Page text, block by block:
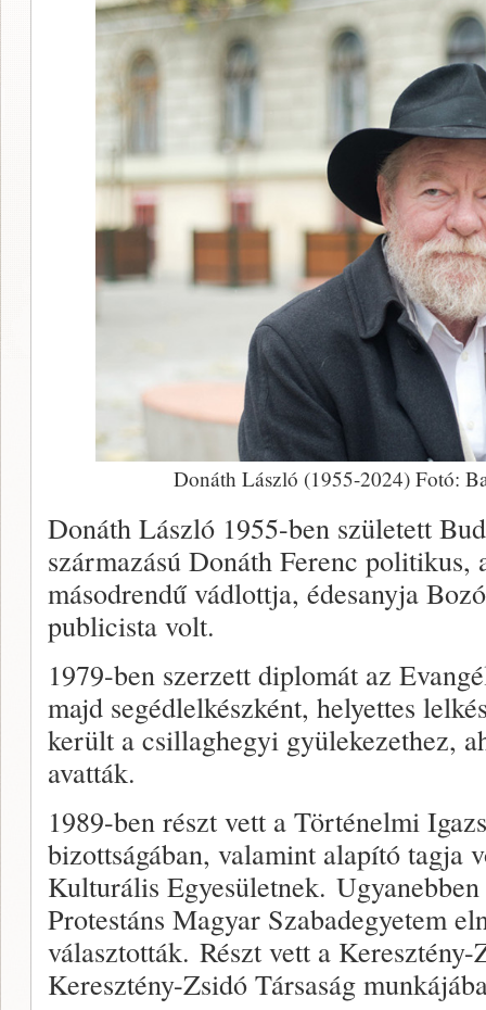
Donáth László (1955-2024) Fotó:
Donáth László 1955-ben született
származású Donáth Ferenc politikus,
másodrendű vádlottja, édesanyja
publicista volt.
1979-ben szerzett diplomát az
majd segédlelkészként, helyettes
került a csillaghegyi gyülekezethez,
avatták.
1989-ben részt vett a Történelmi
bizottságában, valamint alapító tagja
Kulturális Egyesületnek.
Protestáns Magyar Szabadegyetem
választották. Részt vett a Keresztény-
Keresztény-Zsidó Társaság